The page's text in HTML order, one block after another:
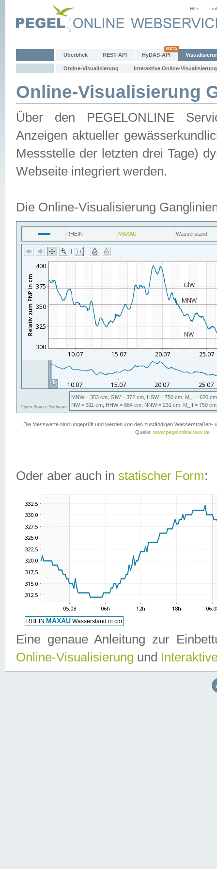
Hilfe
Überblick REST-API HyDAS-API
Online-Visualisierung Interaktive Online-Visualisierung
Online-Visualisierung
Über den PEGELONLINE
Anzeigen aktueller
Messstelle der letzten drei Tage)
Webseite integriert werden.
Die Online-Visualisierung
Oder aber auch in statischer Form:
Eine genaue Anleitung zur
Online-Visualisierung und